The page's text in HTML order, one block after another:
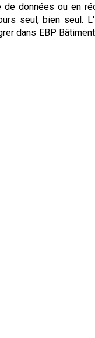
données ou en
seul, bien seul.
dans EBP